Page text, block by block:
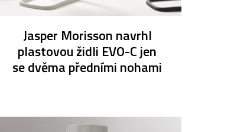
Jasper Morisson navrhl
plastovou židli EVO-C jen
se dvěma předními nohami